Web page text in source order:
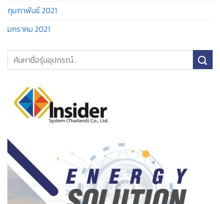
กุมภาพันธ์ 2021
มกราคม 2021
ค้นหา: